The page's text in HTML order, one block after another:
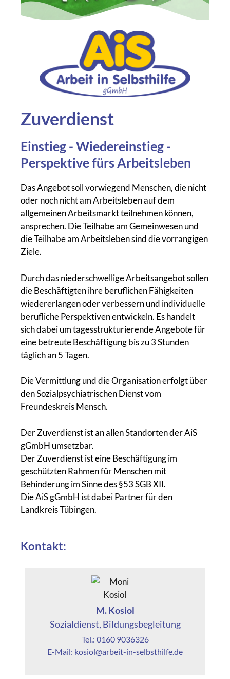
Zuverdienst
Einstieg - Wiedereinstieg -
Perspektive fürs Arbeitsleben
Das Angebot soll vorwiegend Menschen, die nicht
oder noch nicht am Arbeitsleben auf dem
allgemeinen Arbeitsmarkt teilnehmen können,
ansprechen. Die Teilhabe am Gemeinwesen und
die Teilhabe am Arbeitsleben sind die vorrangigen
Ziele.
Durch das niederschwellige Arbeitsangebot sollen
die Beschäftigten ihre beruflichen Fähigkeiten
wiedererlangen oder verbessern und individuelle
berufliche Perspektiven entwickeln. Es handelt
sich dabei um tagesstrukturierende Angebote für
eine betreute Beschäftigung bis zu 3 Stunden
täglich an 5 Tagen.
Die Vermittlung und die Organisation erfolgt über
den Sozialpsychiatrischen Dienst vom
Freundeskreis Mensch.
Der Zuverdienst ist an allen Standorten der AiS
gGmbH umsetzbar.
Der Zuverdienst ist eine Beschäftigung im
geschützten Rahmen für Menschen mit
Behinderung im Sinne des §53 SGB XII.
Die AiS gGmbH ist dabei Partner für den
Landkreis Tübingen.
Kontakt:
M. Kosiol
Sozialdienst, Bildungsbegleitung
Tel.: 0160 9036326
E-Mail: kosiol@arbeit-in-selbsthilfe.de